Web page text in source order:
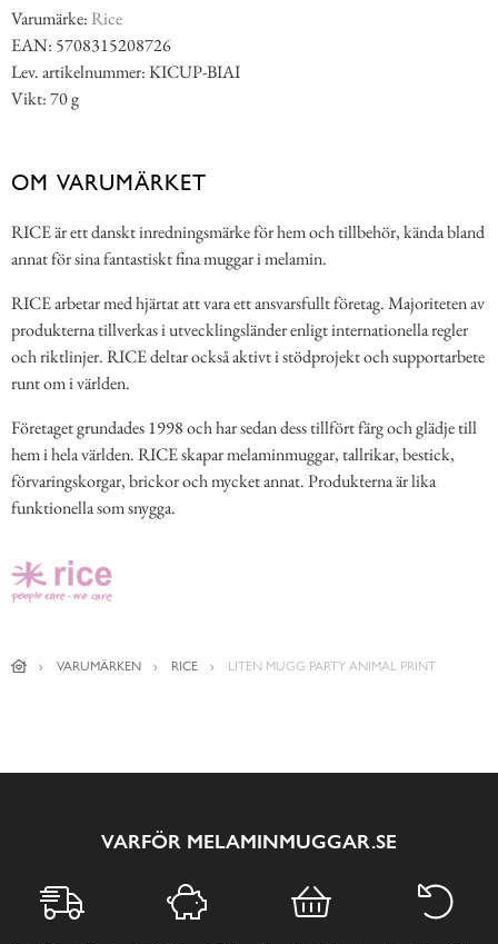
Varumärke: Rice
EAN: 5708315208726
Lev. artikelnummer: KICUP-BIAI
Vikt: 70 g
OM VARUMÄRKET
RICE är ett danskt inredningsmärke för hem och tillbehör, kända bland
annat för sina fantastiskt fina muggar i melamin.
RICE arbetar med hjärtat att vara ett ansvarsfullt företag. Majoriteten av
produkterna tillverkas i utvecklingsländer enligt internationella regler
och riktlinjer. RICE deltar också aktivt i stödprojekt och supportarbete
runt om i världen.
Företaget grundades 1998 och har sedan dess tillfört färg och glädje till
hem i hela världen. RICE skapar melaminmuggar, tallrikar, bestick,
förvaringskorgar, brickor och mycket annat. Produkterna är lika
funktionella som snygga.
VARUMÄRKEN RICE LITEN MUGG PARTY ANIMAL PRINT
VARFÖR MELAMINMUGGAR.SE